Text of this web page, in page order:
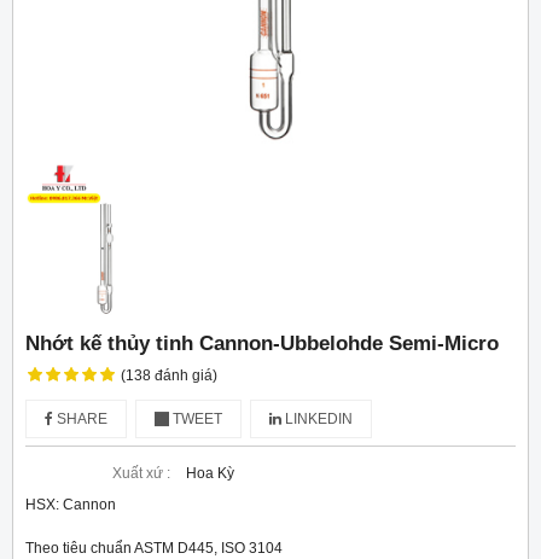
Nhớt kế thủy tinh Cannon-Ubbelohde Semi-Micro
(138 đánh giá)
SHARE TWEET LINKEDIN
Xuất xứ :
Hoa Kỳ
HSX: Cannon
Theo tiêu chuẩn ASTM D445, ISO 3104